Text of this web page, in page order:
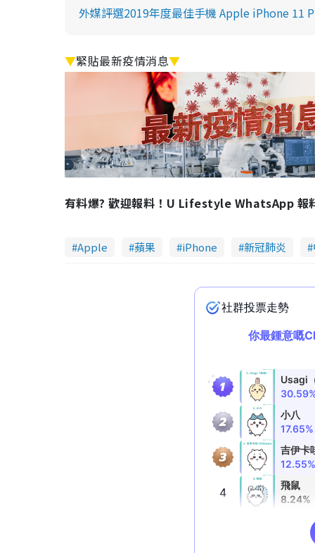
外媒評選2019年度最佳手機 Apple iPhone 11
▼緊貼最新疫情消息▼
有料爆? 歡迎報料！U Lifestyle WhatsApp 報
Apple 蘋果 iPhone 新冠肺炎